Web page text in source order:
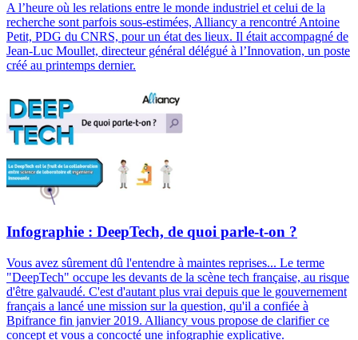
A l’heure où les relations entre le monde industriel et celui de la
recherche sont parfois sous-estimées, Alliancy a rencontré Antoine
Petit, PDG du CNRS, pour un état des lieux. Il était accompagné de
Jean-Luc Moullet, directeur général délégué à l’Innovation, un poste
créé au printemps dernier.
Infographie : DeepTech, de quoi parle-t-on ?
Vous avez sûrement dû l'entendre à maintes reprises... Le terme
"DeepTech" occupe les devants de la scène tech française, au risque
d'être galvaudé. C'est d'autant plus vrai depuis que le gouvernement
français a lancé une mission sur la question, qu'il a confiée à
Bpifrance fin janvier 2019. Alliancy vous propose de clarifier ce
concept et vous a concocté une infographie explicative.